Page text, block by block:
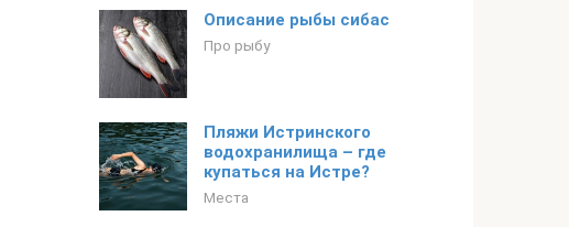
Описание рыбы сибас
Про рыбу
Пляжи Истринского
водохранилища – где
купаться на Истре?
Места